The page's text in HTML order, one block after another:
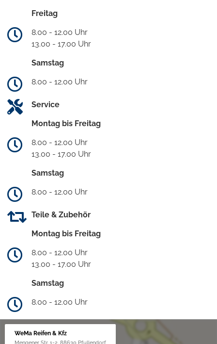
Freitag
8.00 - 12.00 Uhr
13.00 - 17.00 Uhr
Samstag
8.00 - 12.00 Uhr
Service
Montag bis Freitag
8.00 - 12.00 Uhr
13.00 - 17.00 Uhr
Samstag
8.00 - 12.00 Uhr
Teile & Zubehör
Montag bis Freitag
8.00 - 12.00 Uhr
13.00 - 17.00 Uhr
Samstag
8.00 - 12.00 Uhr
WeMa Reifen & Kfz
Mengener Str. 1-2, 88630 Pfullendorf